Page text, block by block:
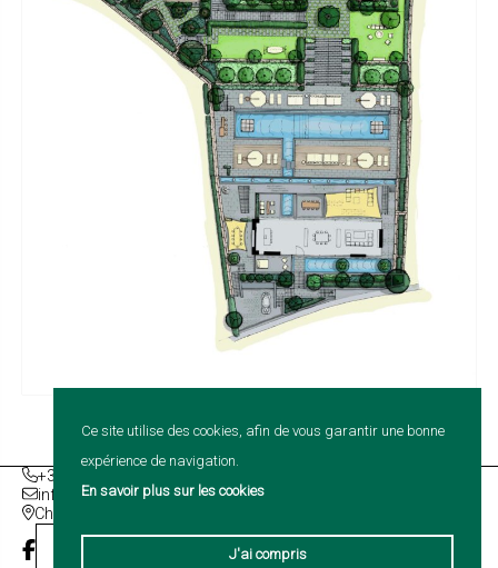
+32 (0)2 386 45 10
info@vaxelaire-deckers.com
Chaussée d'Ophain 263 | 1420 Braine-L'Alleud | Belgique
Ce site utilise des cookies, afin de vous garantir une bonne
expérience de navigation.
En savoir plus sur les cookies
J'ai compris